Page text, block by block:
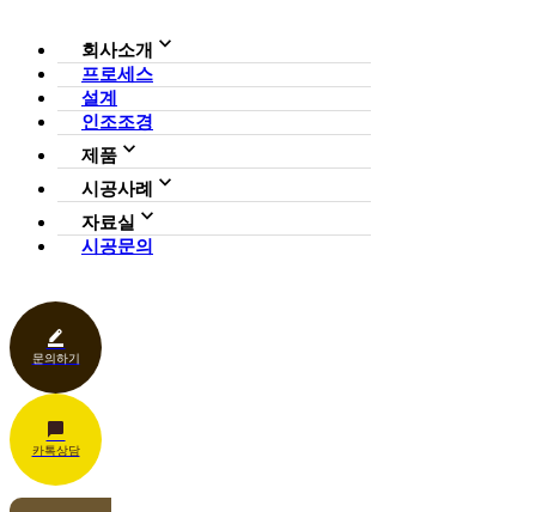
회사소개
가든연구소
프로세스
설계
인조조경
제품
전체보기
일루미아트리
시공사례
호텔·펜션·리조트·캠핑장
자료실
시공문의
문의하기
카톡상담